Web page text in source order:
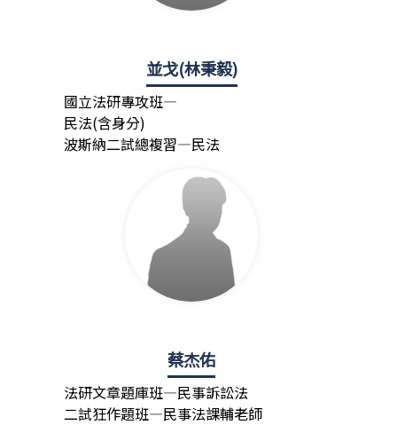
並戈(林秉毅)
國立法研專攻班—
民法(含身分)
波斯納二試總複習—民法
蔡杰佑
法研文章題庫班—民事訴訟法
二試狂作題班—民事法課輔老師